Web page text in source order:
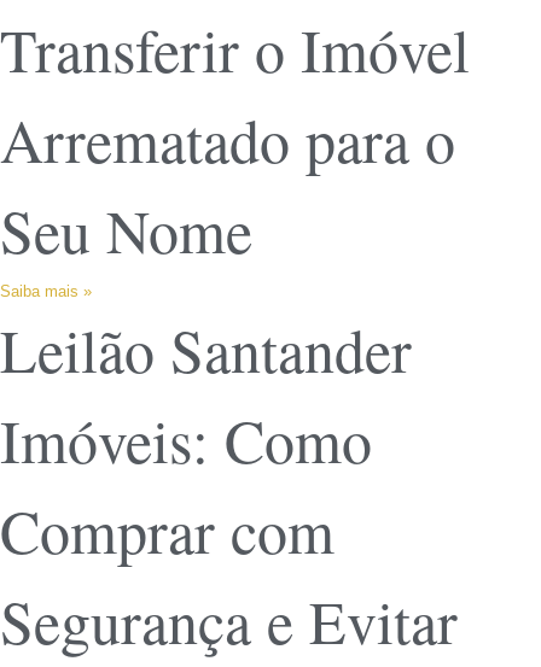
Transferir o Imóvel
Arrematado para o
Seu Nome
Saiba mais »
Leilão Santander
Imóveis: Como
Comprar com
Segurança e Evitar